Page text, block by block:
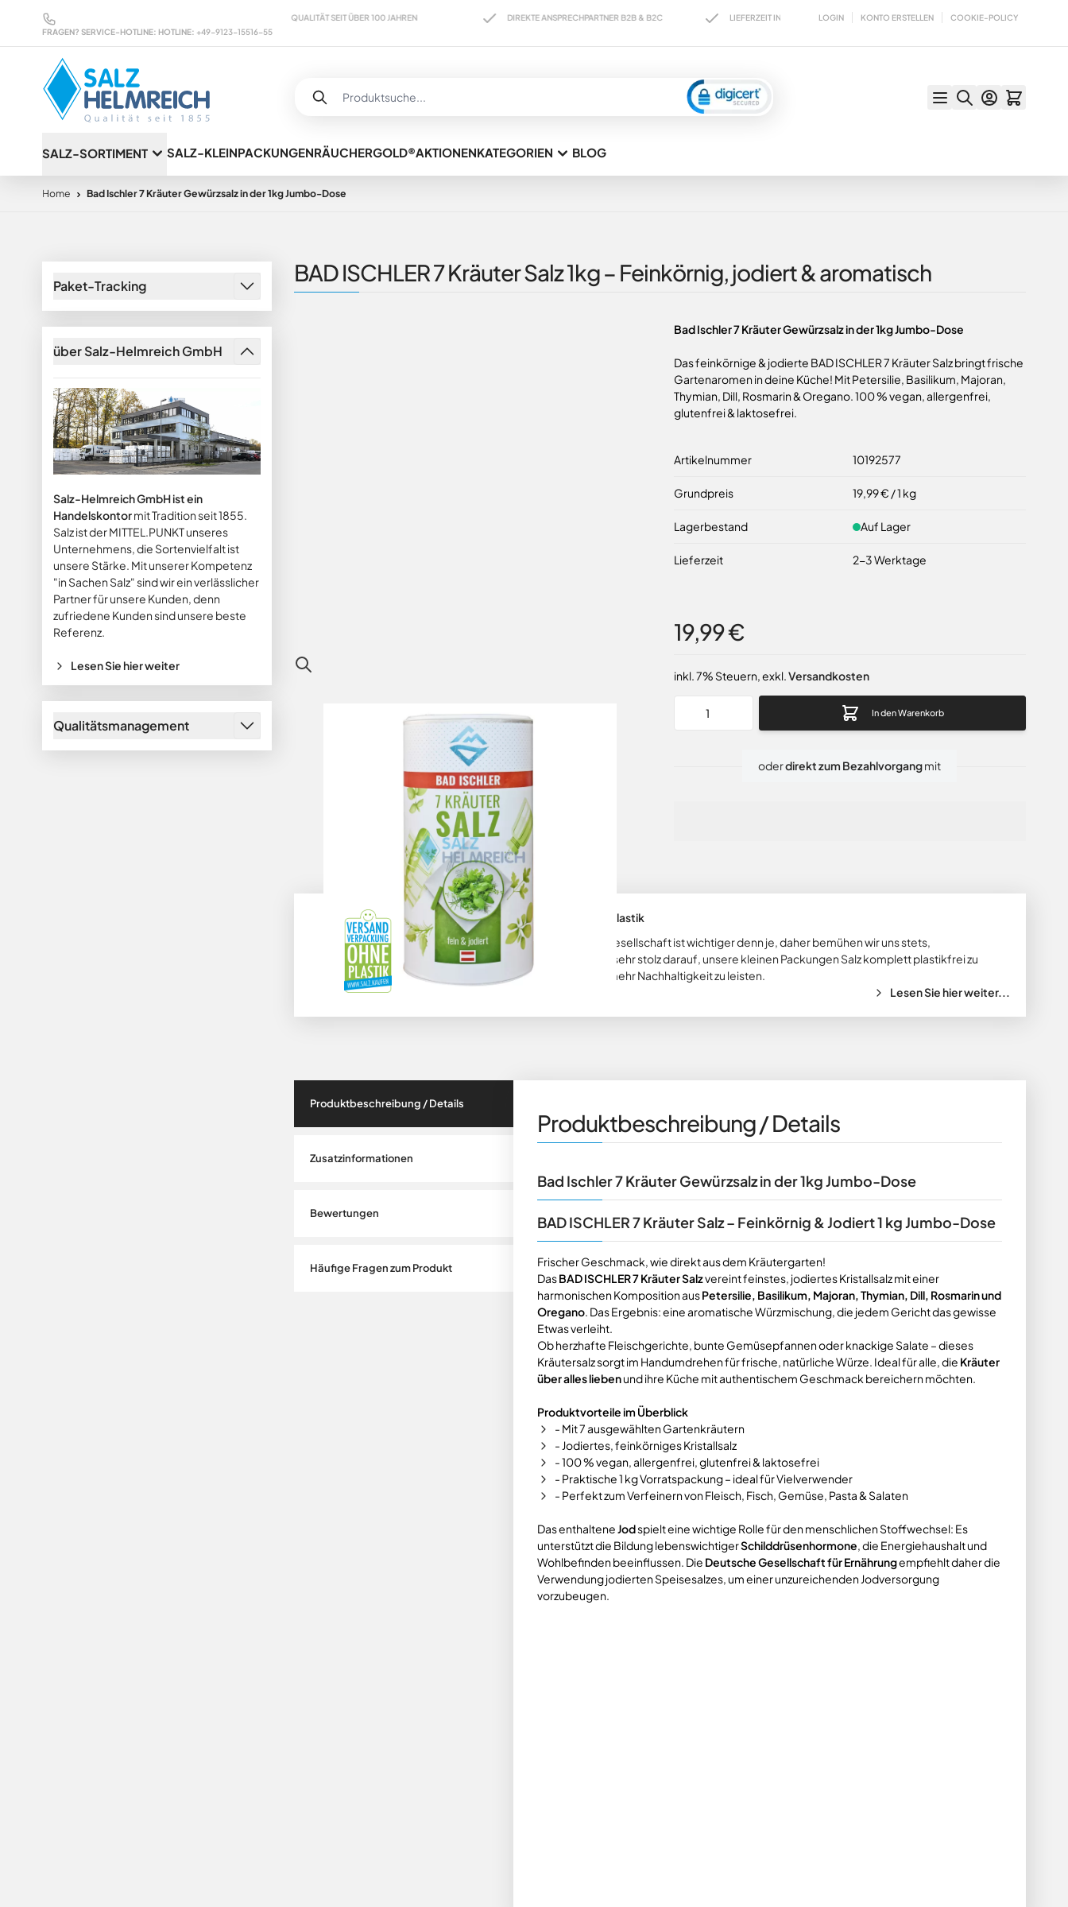
FRAGEN? SERVICE-HOTLINE: HOTLINE: +49-9123-15516-55
MARKENWARE ZU GÜNSTIGEN KONDITIONEN QUALITÄT SEIT ÜBER 100 JAHREN DIREKTE ANSPRECHPARTNER B2B & B2C LIEFERZEIT IN DER REGEL MAXIMAL 1-2 TAGE VERSAND WAHLWEISE MIT DHL
LOGIN KONTO ERSTELLEN COOKIE-POLICY
SALZ-SORTIMENT SALZ-KLEINPACKUNGENRÄUCHERGOLD®AKTIONENKATEGORIEN BLOG
Home Bad Ischler 7 Kräuter Gewürzsalz in der 1kg Jumbo-Dose
Paket-Tracking
über Salz-Helmreich GmbH
Salz-Helmreich GmbH ist ein
Handelskontormit Tradition seit 1855.
Salz ist der MITTEL.PUNKT unseres
Unternehmens, die Sortenvielfalt ist
unsere Stärke. Mit unserer Kompetenz
"in Sachen Salz" sind wir ein verlässlicher
Partner für unsere Kunden, denn
zufriedene Kunden sind unsere beste
Referenz.
Lesen Sie hier weiter
Qualitätsmanagement
BAD ISCHLER 7 Kräuter Salz 1kg – Feinkörnig, jodiert & aromatisch
Bad Ischler 7 Kräuter Gewürzsalz in der 1kg Jumbo-Dose
Das feinkörnige & jodierte BAD ISCHLER 7 Kräuter Salz bringt frische
Gartenaromen in deine Küche! Mit Petersilie, Basilikum, Majoran,
Thymian, Dill, Rosmarin & Oregano. 100 % vegan, allergenfrei,
glutenfrei & laktosefrei.
Artikelnummer 10192577
Grundpreis 19,99 € / 1 kg
Lagerbestand Auf Lager
Lieferzeit 2-3 Werktage
19,99 €
inkl. 7% Steuern,exkl.Versandkosten
In den Warenkorb
oderdirekt zum Bezahlvorgangmit
Wir vesenden dieses Produkt ohne Plastik
Nachhaltigkeit in unserer heutigen Gesellschaft ist wichtiger denn je, daher bemühen wir uns stets,
umweltbewusst zu handeln. Wir sind sehr stolz darauf, unsere kleinen Packungen Salz komplett plastikfrei zu
versenden und so einen Beitrag für mehr Nachhaltigkeit zu leisten.
Lesen Sie hier weiter...
Produktbeschreibung / Details
Zusatzinformationen
Bewertungen
Häufige Fragen zum Produkt
Produktbeschreibung / Details
Bad Ischler 7 Kräuter Gewürzsalz in der 1kg Jumbo-Dose
BAD ISCHLER 7 Kräuter Salz – Feinkörnig & Jodiert 1 kg Jumbo-Dose
Frischer Geschmack, wie direkt aus dem Kräutergarten!
DasBAD ISCHLER 7 Kräuter Salzvereint feinstes, jodiertes Kristallsalz mit einer
harmonischen Komposition ausPetersilie, Basilikum, Majoran, Thymian, Dill, Rosmarin und
Oregano. Das Ergebnis: eine aromatische Würzmischung, die jedem Gericht das gewisse
Etwas verleiht.
Ob herzhafte Fleischgerichte, bunte Gemüsepfannen oder knackige Salate – dieses
Kräutersalz sorgt im Handumdrehen für frische, natürliche Würze. Ideal für alle, die Kräuter
über alles liebenund ihre Küche mit authentischem Geschmack bereichern möchten.
Produktvorteile im Überblick
- Mit 7 ausgewählten Gartenkräutern
- Jodiertes, feinkörniges Kristallsalz
- 100 % vegan, allergenfrei, glutenfrei & laktosefrei
- Praktische 1 kg Vorratspackung – ideal für Vielverwender
- Perfekt zum Verfeinern von Fleisch, Fisch, Gemüse, Pasta & Salaten
Das enthalteneJodspielt eine wichtige Rolle für den menschlichen Stoffwechsel: Es
unterstützt die Bildung lebenswichtigerSchilddrüsenhormone, die Energiehaushalt und
Wohlbefinden beeinflussen. Die Deutsche Gesellschaft für Ernährungempfiehlt daher die
Verwendung jodierten Speisesalzes, um einer unzureichenden Jodversorgung
vorzubeugen.